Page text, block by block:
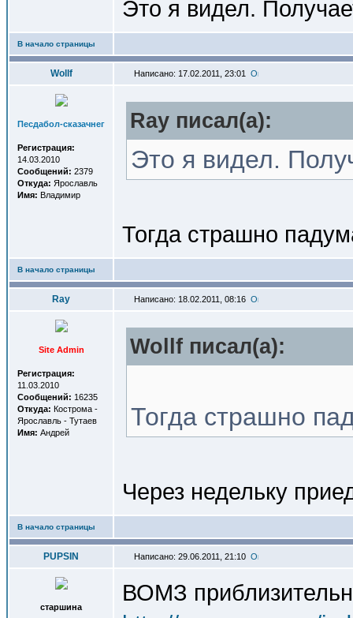
Это я видел.
В начало страницы
Wollf Написано: 17.02.2011, 23:01
Песдабол-сказачнег
Регистрация:
14.03.2010
Сообщений: 2379
Откуда: Ярославль
Имя: Владимир
Ray писал(a):
Это я видел.
Тогда страшно
В начало страницы
Ray Написано: 18.02.2011, 08:16
Site Admin
Регистрация:
11.03.2010
Сообщений: 16235
Откуда: Кострома -
Ярославль - Тутаев
Имя: Андрей
Wollf писал(a):
Тогда страшно
Через недельку
В начало страницы
PUPSIN Написано: 29.06.2011, 21:10
старшина
ВОМЗ